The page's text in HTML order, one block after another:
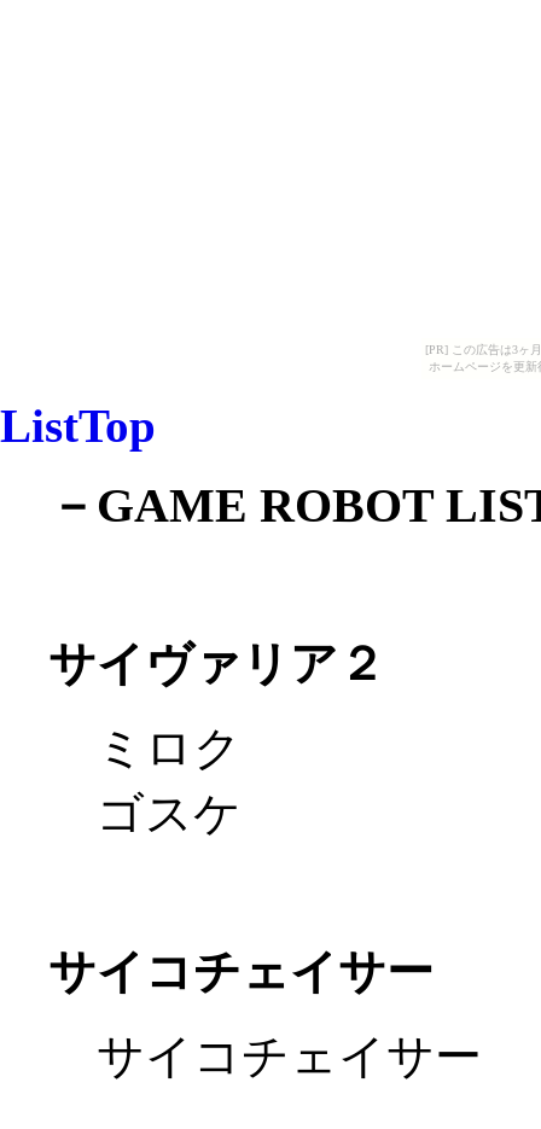
[PR] この広告は3ヶ
ホームページを更
ListTop
－GAME ROBOT
サイヴァリア２
ミロク
ゴスケ
サイコチェイサー
サイコチェイサー